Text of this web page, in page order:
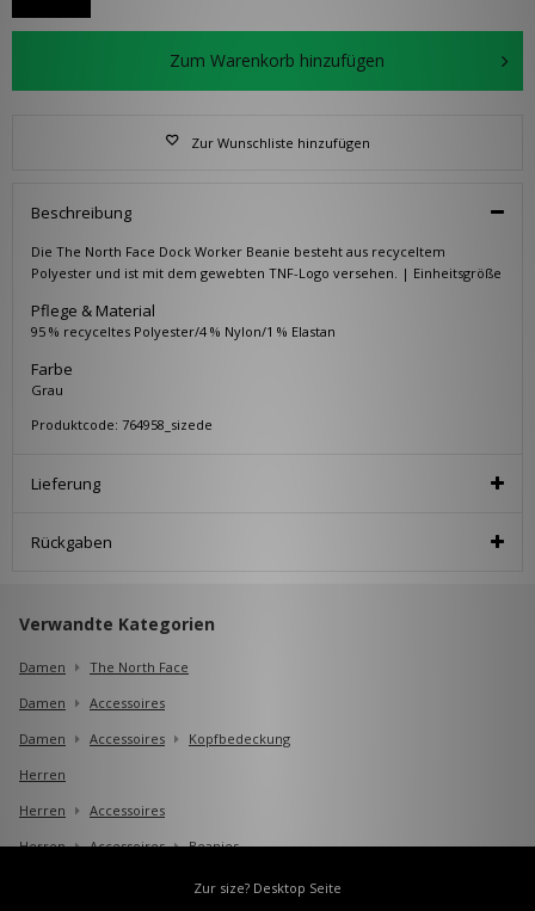
Zum Warenkorb hinzufügen
Zur Wunschliste hinzufügen
Beschreibung
Die The North Face Dock Worker Beanie besteht aus recyceltem
Polyester und ist mit dem gewebten TNF-Logo versehen. | Einheitsgröße
Pflege & Material
95 % recyceltes Polyester/4 % Nylon/1 % Elastan
Farbe
Grau
Produktcode: 764958_sizede
Lieferung
Rückgaben
Verwandte Kategorien
Damen
The North Face
Damen
Accessoires
Damen
Accessoires
Kopfbedeckung
Herren
Herren
Accessoires
Herren
Accessoires Beanies
Zur size? Desktop Seite